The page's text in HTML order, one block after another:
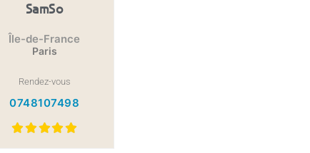
SamSo
Île-de-France
Paris
Rendez-vous
0748107498